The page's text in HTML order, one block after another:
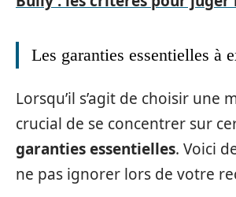
Les garanties essentielles à
Lorsqu’il s’agit de choisir une
crucial de se concentrer sur
garanties essentielles. Voici
ne pas ignorer lors de votre